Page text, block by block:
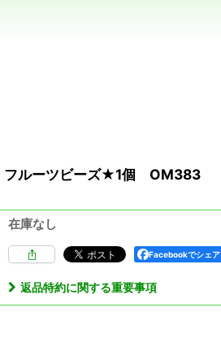
フルーツビーズ★1個 OM383
在庫なし
Facebookでシェア
返品特約に関する重要事項